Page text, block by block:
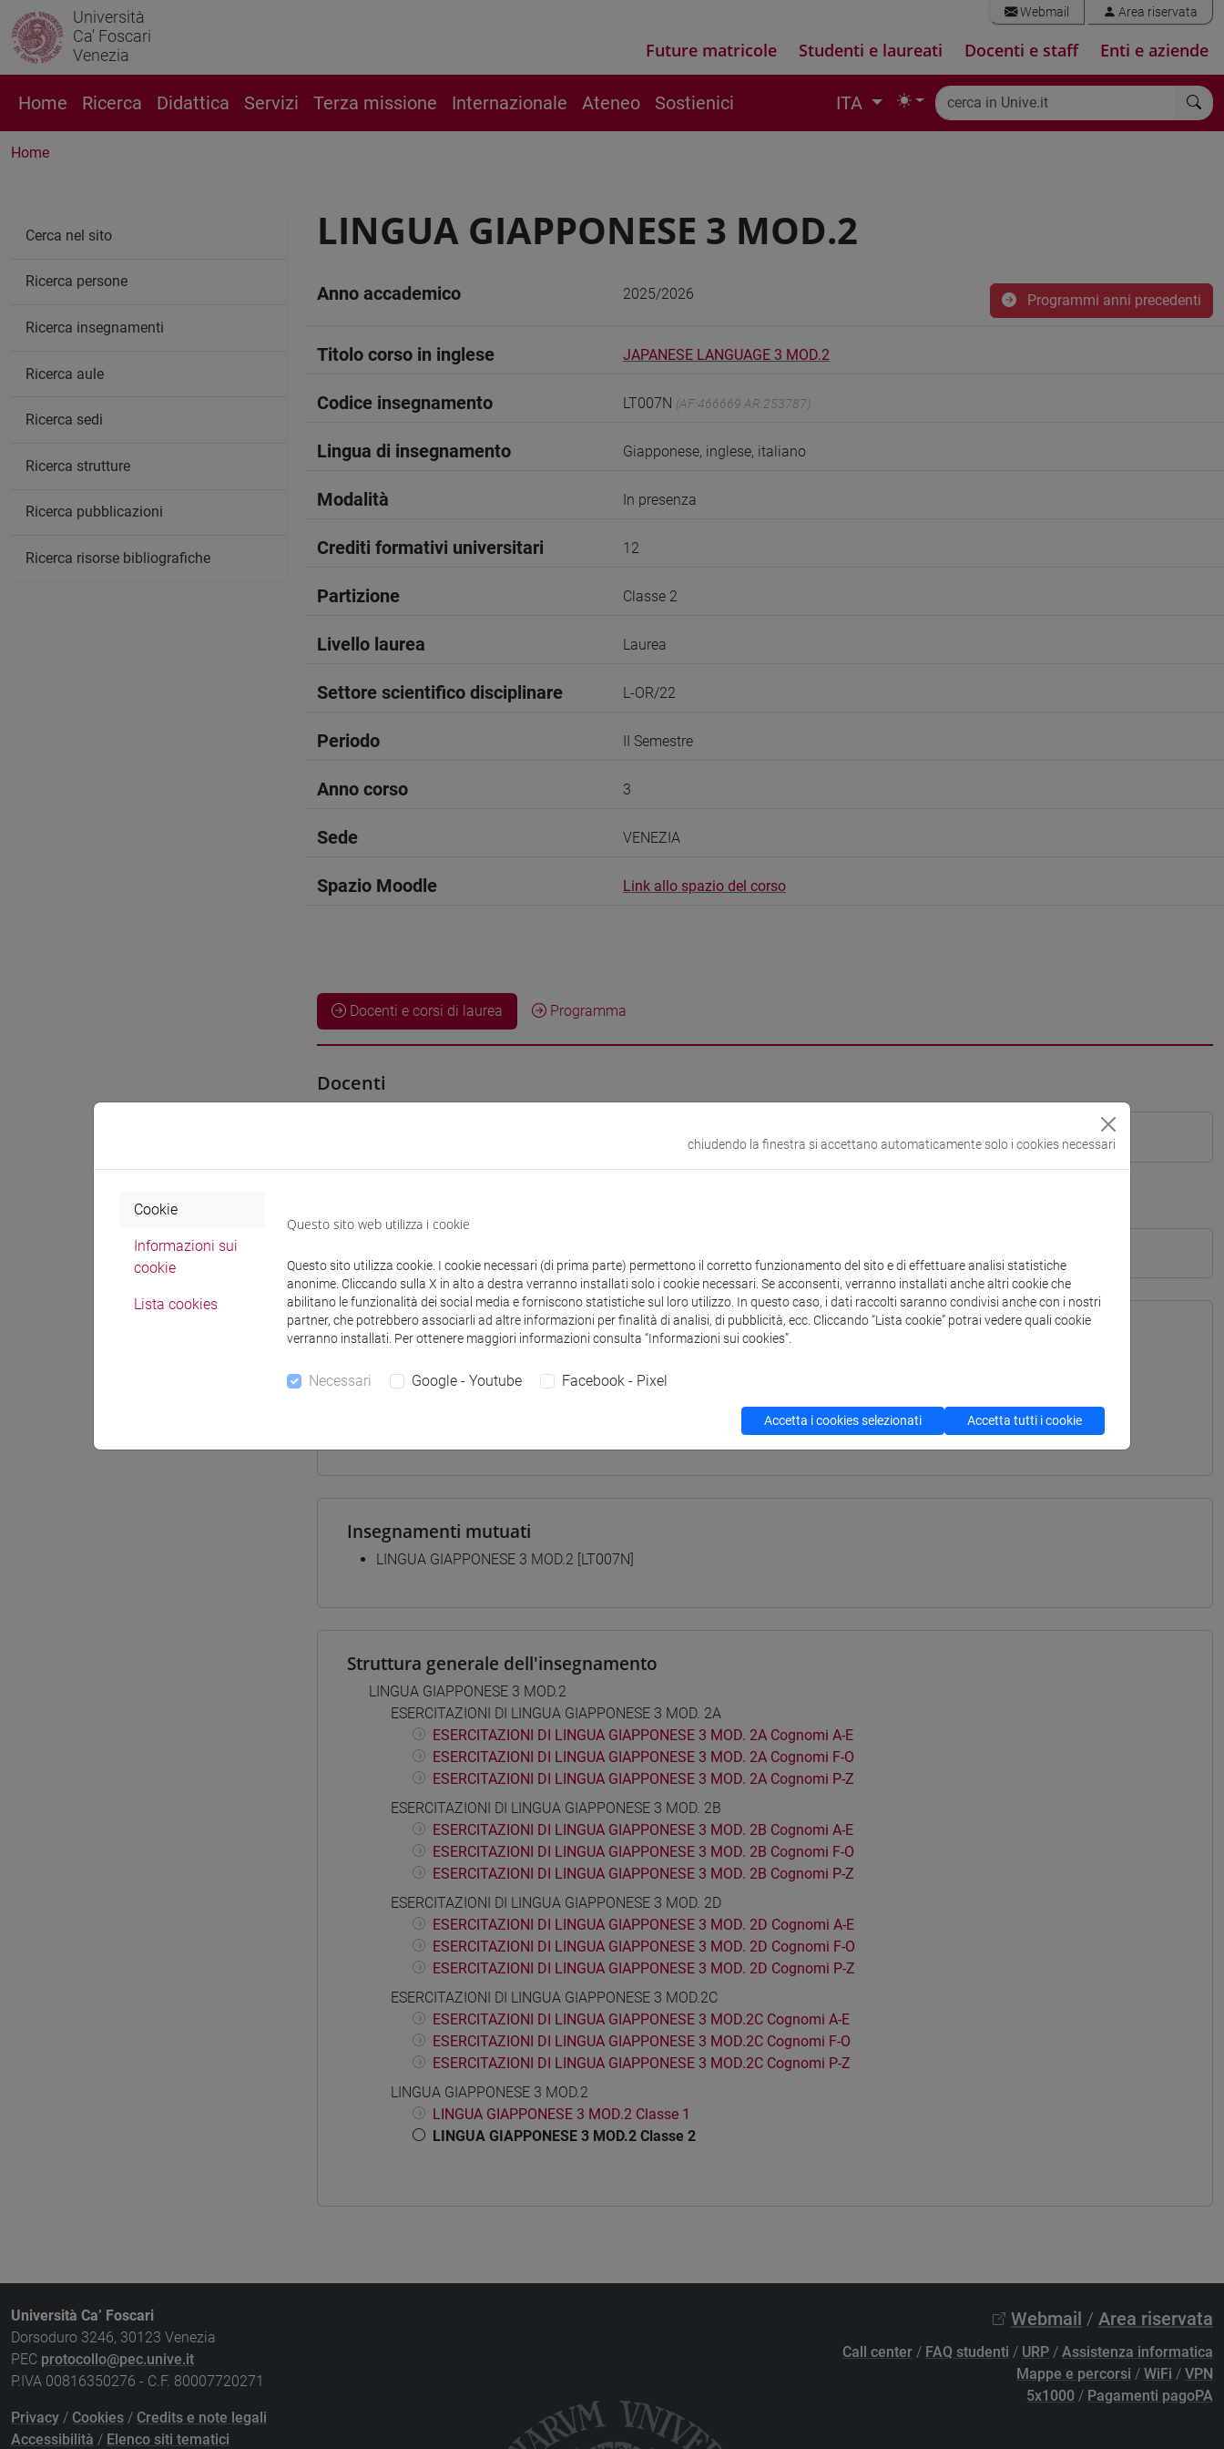
Università
Ca' Foscari
Venezia
Webmail Area riservata
Future matricole Studenti e laureati Docenti e staff Enti e aziende
Home Ricerca Didattica Servizi Terza missione Internazionale Ateneo Sostienici ITA
Home
LINGUA GIAPPONESE 3 MOD.2
Anno accademico 2025/2026 Programmi anni precedenti
Titolo corso in inglese JAPANESE LANGUAGE 3 MOD.2
Codice insegnamento LT007N (AF:466669 AR:253787)
Lingua di insegnamento Giapponese, inglese, italiano
Modalità In presenza
Crediti formativi universitari 12
Partizione Classe 2
Livello laurea Laurea
Settore scientifico disciplinare L-OR/22
Periodo II Semestre
Anno corso 3
Sede VENEZIA
Spazio Moodle Link allo spazio del corso
Docenti e corsi di laurea Programma
Docenti
Corsi di studio e percorsi
giappone/giappone
[LTR40] LINGUE, CULTURE E SOCIETÀ DELL'ASIA E DELL'AFRICA MEDITERRANEA - Laurea
Insegnamenti mutuati
LINGUA GIAPPONESE 3 MOD.2 [LT007N]
Struttura generale dell'insegnamento
LINGUA GIAPPONESE 3 MOD.2
ESERCITAZIONI DI LINGUA GIAPPONESE 3 MOD. 2A
ESERCITAZIONI DI LINGUA GIAPPONESE 3 MOD. 2A Cognomi A-E
ESERCITAZIONI DI LINGUA GIAPPONESE 3 MOD. 2A Cognomi F-O
ESERCITAZIONI DI LINGUA GIAPPONESE 3 MOD. 2A Cognomi P-Z
ESERCITAZIONI DI LINGUA GIAPPONESE 3 MOD. 2B
ESERCITAZIONI DI LINGUA GIAPPONESE 3 MOD. 2B Cognomi A-E
ESERCITAZIONI DI LINGUA GIAPPONESE 3 MOD. 2B Cognomi F-O
ESERCITAZIONI DI LINGUA GIAPPONESE 3 MOD. 2B Cognomi P-Z
ESERCITAZIONI DI LINGUA GIAPPONESE 3 MOD. 2D
ESERCITAZIONI DI LINGUA GIAPPONESE 3 MOD. 2D Cognomi A-E
ESERCITAZIONI DI LINGUA GIAPPONESE 3 MOD. 2D Cognomi F-O
ESERCITAZIONI DI LINGUA GIAPPONESE 3 MOD. 2D Cognomi P-Z
ESERCITAZIONI DI LINGUA GIAPPONESE 3 MOD.2C
ESERCITAZIONI DI LINGUA GIAPPONESE 3 MOD.2C Cognomi A-E
ESERCITAZIONI DI LINGUA GIAPPONESE 3 MOD.2C Cognomi F-O
ESERCITAZIONI DI LINGUA GIAPPONESE 3 MOD.2C Cognomi P-Z
LINGUA GIAPPONESE 3 MOD.2
LINGUA GIAPPONESE 3 MOD.2 Classe 1
LINGUA GIAPPONESE 3 MOD.2 Classe 2
Cerca nel sito
Ricerca persone
Ricerca insegnamenti
Ricerca aule
Ricerca sedi
Ricerca strutture
Ricerca pubblicazioni
Ricerca risorse bibliografiche
Università Ca’ Foscari
Dorsoduro 3246, 30123 Venezia
PEC protocollo@pec.unive.it
P.IVA 00816350276 - C.F. 80007720271
Privacy / Cookies / Credits e note legali
Accessibilità / Elenco siti tematici
Webmail / Area riservata
Call center / FAQ studenti / URP / Assistenza informatica
Mappe e percorsi / WiFi / VPN
5x1000 / Pagamenti pagoPA
chiudendo la finestra si accettano automaticamente solo i cookies necessari
Cookie
Informazioni sui
cookie
Lista cookies
Questo sito web utilizza i cookie
Questo sito utilizza cookie. I cookie necessari (di prima parte) permettono il corretto funzionamento del sito e di effettuare analisi statistiche
anonime. Cliccando sulla X in alto a destra verranno installati solo i cookie necessari. Se acconsenti, verranno installati anche altri cookie che
abilitano le funzionalità dei social media e forniscono statistiche sul loro utilizzo. In questo caso, i dati raccolti saranno condivisi anche con i nostri
partner, che potrebbero associarli ad altre informazioni per finalità di analisi, di pubblicità, ecc. Cliccando “Lista cookie” potrai vedere quali cookie
verranno installati. Per ottenere maggiori informazioni consulta “Informazioni sui cookies”.
Necessari Google - Youtube Facebook - Pixel
Accetta i cookies selezionati Accetta tutti i cookie